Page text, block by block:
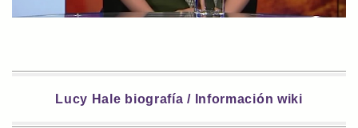
Lucy Hale biografía / Información wiki